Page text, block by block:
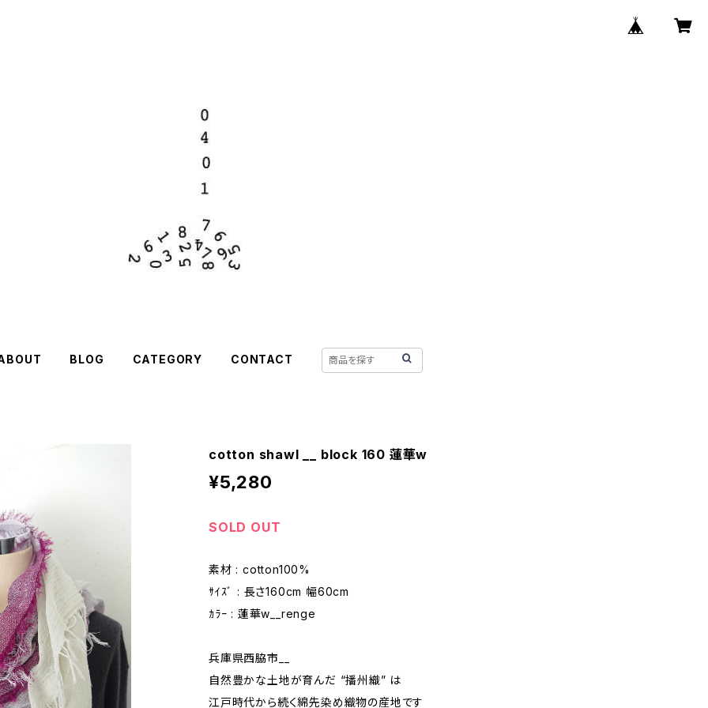
BLOG CATEGORY CONTACT
cotton shawl __ block 160 蓮華w
¥5,280
SOLD OUT
素材 : cotton100%
ｻｲｽﾞ : 長さ160cm 幅60cm
ｶﾗｰ : 蓮華w__renge
兵庫県西脇市__
自然豊かな土地が育んだ “播州織” は
江戸時代から続く綿先染め織物の産地です